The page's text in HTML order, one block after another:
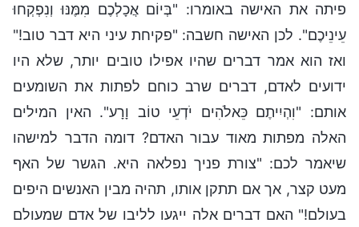
פיתה את האישה באומרו: "בְּיוֹם אֲכָלְכֶם מִמֶּנּוּ וְנִפְקְחוּ
עֵינֵיכֶם". לכן האישה חשבה: "פקיחת עיני היא דבר טוב!"
ואז הוא אמר דברים שהיו אפילו טובים יותר, שלא היו
ידועים לאדם, דברים שרב כוחם לפתות את השומעים
אותם: "וִהְיִיתֶם כֵּאלֹהִים יֹדְעֵי טוֹב וָרָע". האין המילים
האלה מפתות מאוד עבור האדם? דומה הדבר למישהו
שיאמר לכם: "צורת פניך נפלאה היא. הגשר של האף
מעט קצר, אך אם תתקן אותו, תהיה מבין האנשים היפים
בעולם!" האם דברים אלה ייגעו לליבו של אדם שמעולם